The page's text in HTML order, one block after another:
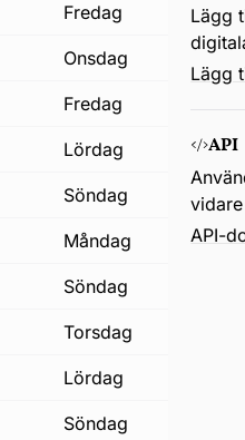
fredag
onsdag
fredag
lördag
söndag
måndag
söndag
torsdag
lördag
söndag
Lägg
Lägg
API
API-